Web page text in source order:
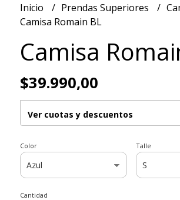
Inicio Prendas Superiores
Camisa Romain BL
Camisa
$39.990,00
Ver cuotas y descuentos
Color Talle
Cantidad